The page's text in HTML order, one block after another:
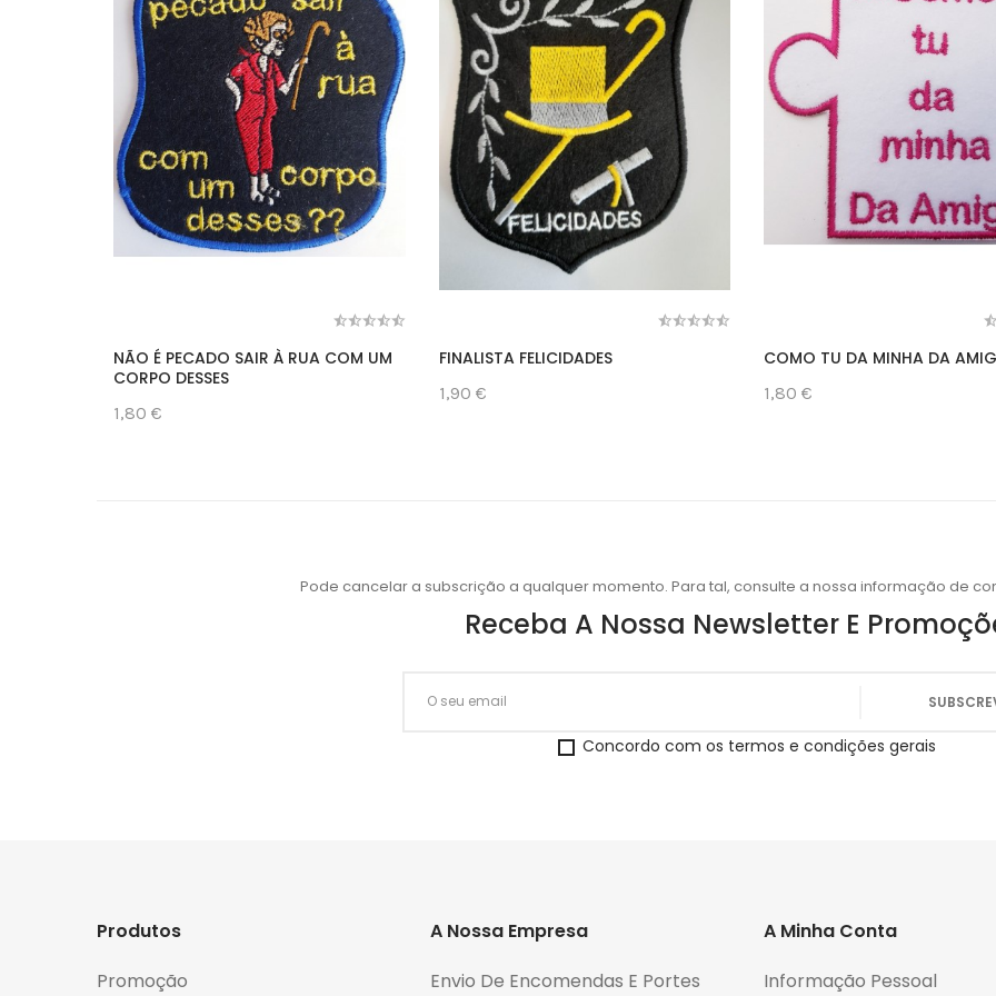
NÃO É PECADO SAIR À RUA COM UM
CORPO DESSES
1,80 €
FINALISTA FELICIDADES
1,90 €
COMO TU DA MINHA DA
1,80 €
Pode cancelar a subscrição a qualquer momento. Para tal, consulte a nossa informação de
Receba A Nossa Newsletter E
Concordo com os termos e condições gerais
Produtos
Promoção
A Nossa Empresa
Envio De Encomendas E Portes
A Minha Conta
Informação Pessoal